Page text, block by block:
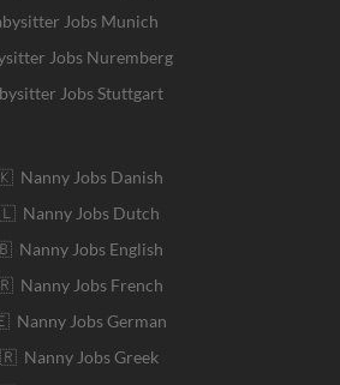
Jobs Munich
Jobs Nuremberg
Jobs Stuttgart
Nanny Jobs Danish
Nanny Jobs Dutch
Jobs English
Nanny Jobs French
Jobs German
Nanny Jobs Greek